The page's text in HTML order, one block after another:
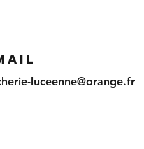
luceenne@orange.fr